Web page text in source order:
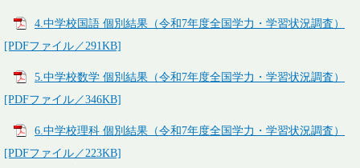
4.中学校国語 個別結果（令和7年度全国学力・学習状況調査）
[PDFファイル／291KB]
5.中学校数学 個別結果（令和7年度全国学力・学習状況調査）
[PDFファイル／346KB]
6.中学校理科 個別結果（令和7年度全国学力・学習状況調査）
[PDFファイル／223KB]